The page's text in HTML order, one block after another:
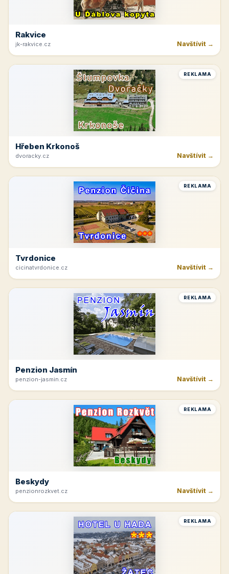
Rakvice
jk-rakvice.cz Navštívit →
REKLAMA
Hřeben Krkonoš
dvoracky.cz Navštívit →
REKLAMA
Tvrdonice
cicinatvrdonice.cz Navštívit →
REKLAMA
Penzion Jasmín
penzion-jasmin.cz Navštívit →
REKLAMA
Beskydy
penzionrozkvet.cz Navštívit →
REKLAMA